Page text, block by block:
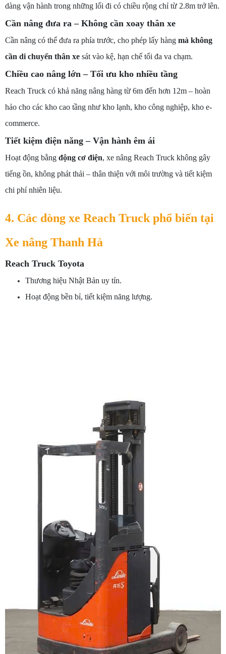
dàng vận hành trong những lối đi có chiều rộng chỉ từ 2.8m trở lên.
Cần nâng đưa ra – Không cần xoay thân xe
Cần nâng có thể đưa ra phía trước, cho phép lấy hàng mà không
cần di chuyển thân xe sát vào kệ, hạn chế tối đa va chạm.
Chiều cao nâng lớn – Tối ưu kho nhiều tầng
Reach Truck có khả năng nâng hàng từ 6m đến hơn 12m – hoàn
hảo cho các kho cao tầng như kho lạnh, kho công nghiệp, kho e-
commerce.
Tiết kiệm điện năng – Vận hành êm ái
Hoạt động bằng động cơ điện, xe nâng Reach Truck không gây
tiếng ồn, không phát thải – thân thiện với môi trường và tiết kiệm
chi phí nhiên liệu.
4. Các dòng xe Reach Truck phổ biến tại
Xe nâng Thanh Hà
Reach Truck Toyota
Thương hiệu Nhật Bản uy tín.
Hoạt động bền bỉ, tiết kiệm năng lượng.